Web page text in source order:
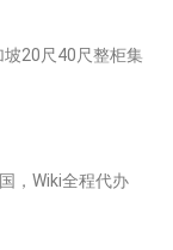
20尺40尺整柜集
，Wiki全程代办